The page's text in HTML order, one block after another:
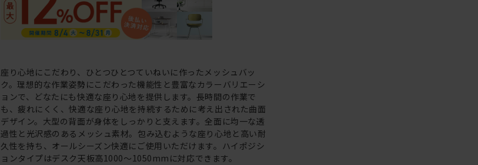
座り心地にこだわり、ひとつひとつていねいに作ったメッシュバッ
ク。理想的な作業姿勢にこだわった機能性と豊富なカラーバリエーシ
ョンで、どなたにも快適な座り心地を提供します。長時間の作業で
も、疲れにくく、快適な座り心地を持続するために考え出された曲面
デザイン。大型の背面が身体をしっかりと支えます。全面に均一な透
過性と光沢感のあるメッシュ素材。包み込むような座り心地と高い耐
久性を持ち、オールシーズン快適にご使用いただけます。ハイポジシ
ョンタイプはデスク天板高1000～1050mmに対応できます。